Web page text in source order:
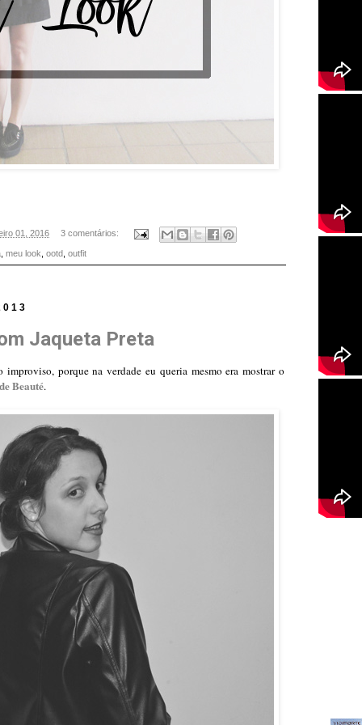
01, 2016 3 comentários:
meu look ootd outfit
Jaqueta Preta
porque na verdade eu queria mesmo era mostrar o
Beauté.